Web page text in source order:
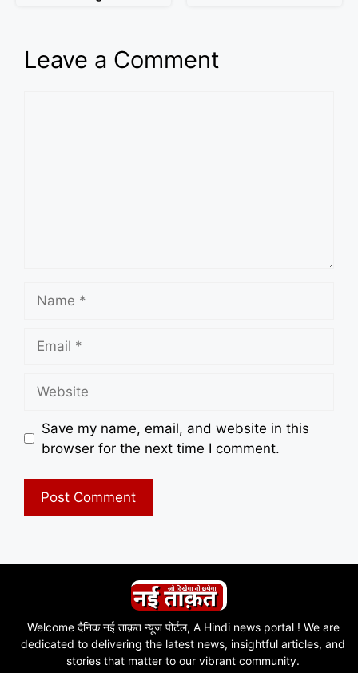
Leave a Comment
Save my name, email, and website in this
browser for the next time I comment.
Welcome दैनिक नई ताक़त न्यूज पोर्टल, A Hindi news portal ! We are
dedicated to delivering the latest news, insightful articles, and
stories that matter to our vibrant community.